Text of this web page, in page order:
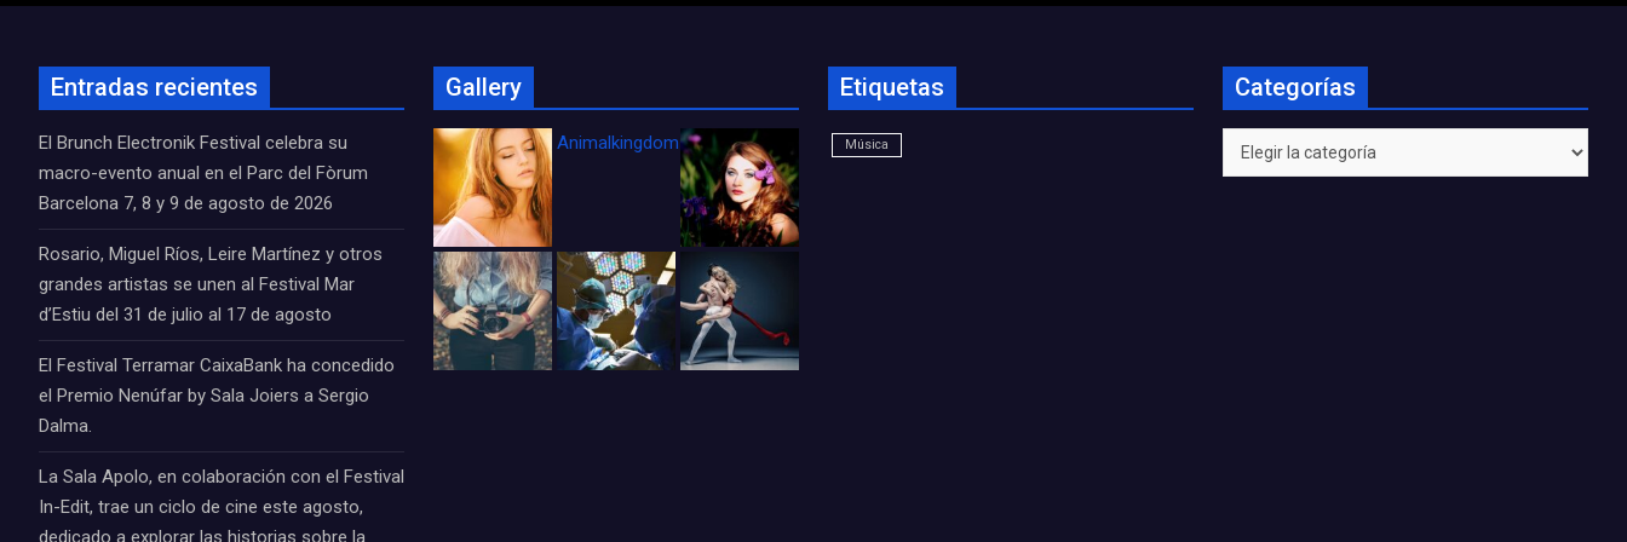
Entradas recientes
El Brunch Electronik Festival celebra su
macro-evento anual en el Parc del Fòrum
Barcelona 7, 8 y 9 de agosto de 2026
Rosario, Miguel Ríos, Leire Martínez y otros
grandes artistas se unen al Festival Mar
d’Estiu del 31 de julio al 17 de agosto
El Festival Terramar CaixaBank ha concedido
el Premio Nenúfar by Sala Joiers a Sergio
Dalma.
La Sala Apolo, en colaboración con el Festival
In-Edit, trae un ciclo de cine este agosto,
dedicado a explorar las historias sobre la
Gallery
Animalkingdom_FichaCine
Etiquetas
Música
Categorías
Categorías